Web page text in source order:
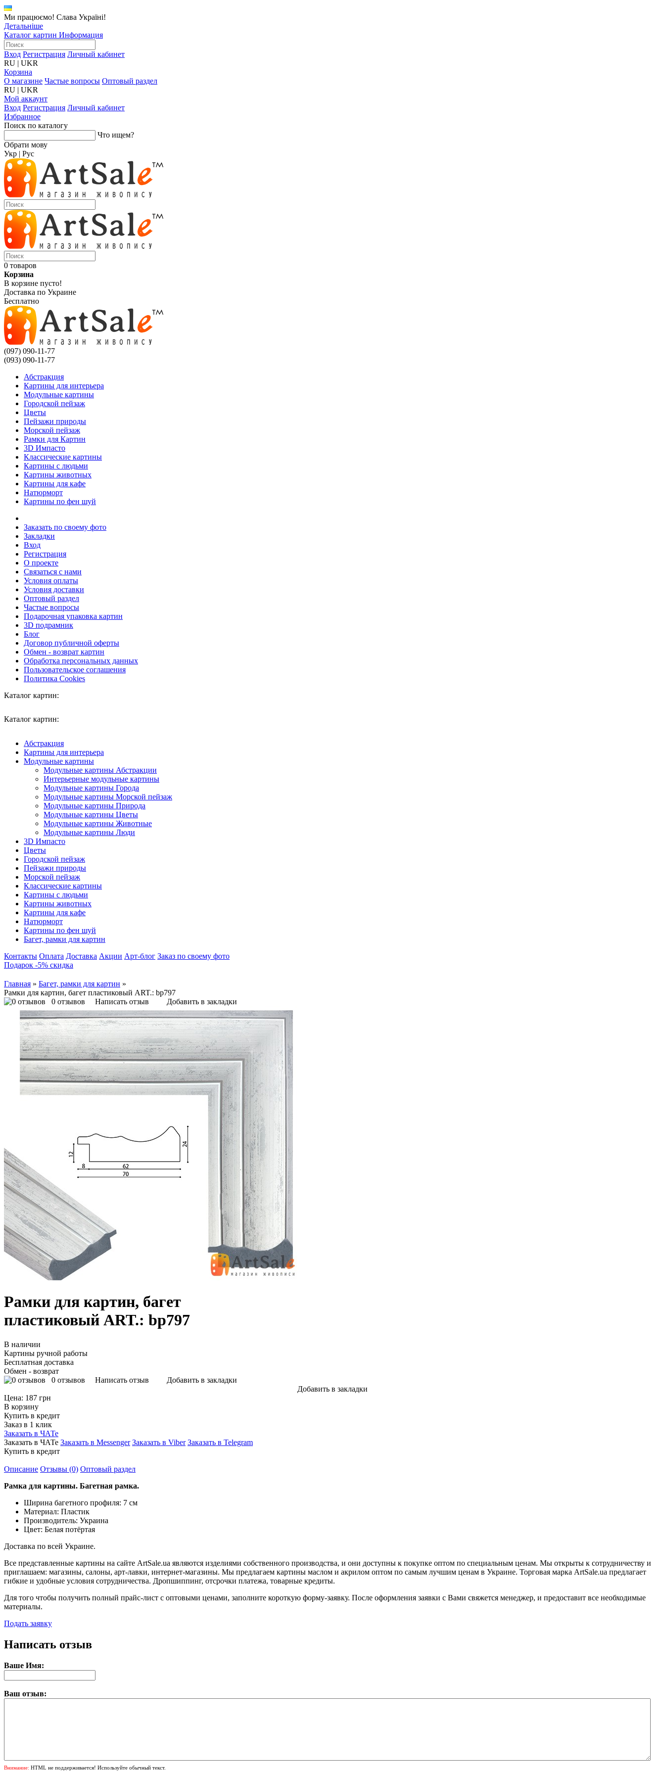
Ми працюємо! Слава Україні!
Детальніше
Каталог картин Информация
Вход Регистрация Личный кабинет
RU | UKR
Корзина
О магазине Частые вопросы Оптовый раздел
RU | UKR
Мой аккаунт
Вход Регистрация Личный кабинет
Избранное
Поиск по каталогу
Что ищем?
Обрати мову
Укр | Рус
0 товаров
Корзина
В корзине пусто!
Доставка по Украине
Бесплатно
(097) 090-11-77
(093) 090-11-77
Абстракция
Картины для интерьера
Модульные картины
Городской пейзаж
Цветы
Пейзажи природы
Морской пейзаж
Рамки для Картин
3D Импасто
Классические картины
Картины с людьми
Картины животных
Картины для кафе
Натюрморт
Картины по фен шуй
Заказать по своему фото
Закладки
Вход
Регистрация
О проекте
Связаться с нами
Условия оплаты
Условия доставки
Оптовый раздел
Частые вопросы
Подарочная упаковка картин
3D подрамник
Блог
Договор публичной оферты
Обмен - возврат картин
Обработка персональных данных
Пользовательское соглашения
Политика Cookies
Каталог картин:
Каталог картин:
Абстракция
Картины для интерьера
Модульные картины
Модульные картины Абстракции
Интерьерные модульные картины
Модульные картины Города
Модульные картины Морской пейзаж
Модульные картины Природа
Модульные картины Цветы
Модульные картины Животные
Модульные картины Люди
3D Импасто
Цветы
Городской пейзаж
Пейзажи природы
Морской пейзаж
Классические картины
Картины с людьми
Картины животных
Картины для кафе
Натюрморт
Картины по фен шуй
Багет, рамки для картин
Контакты Оплата Доставка Акции Арт-блог Заказ по своему фото
Подарок -5% скидка
Главная » Багет, рамки для картин »
Рамки для картин, багет пластиковый ART.: bp797
0 отзывов
Написать отзыв Добавить в закладки
Рамки для картин, багет
пластиковый ART.: bp797
В наличии
Картины ручной работы
Бесплатная доставка
Обмен - возврат
0 отзывов
Написать отзыв
Добавить в закладки
Добавить в закладки
Цена: 187 грн
В корзину
Купить в кредит
Заказ в 1 клик
Заказать в ЧАТе
Заказать в ЧАТе Заказать в Messenger Заказать в Viber Заказать в Telegram
Купить в кредит
Описание Отзывы (0) Оптовый раздел
Рамка для картины. Багетная рамка.
Ширина багетного профиля: 7 см
Материал: Пластик
Производитель: Украина
Цвет: Белая потёртая
Доставка по всей Украине.
Все представленные картины на сайте ArtSale.ua являются изделиями собственного производства, и они доступны к покупке оптом по специальным ценам. Мы открыты к сотрудничеству и
приглашаем: магазины, салоны, арт-лавки, интернет-магазины. Мы предлагаем картины маслом и акрилом оптом по самым лучшим ценам в Украине. Торговая марка ArtSale.ua предлагает
гибкие и удобные условия сотрудничества. Дропшиппинг, отсрочки платежа, товарные кредиты.
Для того чтобы получить полный прайс-лист с оптовыми ценами, заполните короткую форму-заявку. После оформления заявки с Вами свяжется менеджер, и предоставит все необходимые
материалы.
Подать заявку
Написать отзыв
Ваше Имя:
Ваш отзыв:
Внимание: HTML не поддерживается! Используйте обычный текст.